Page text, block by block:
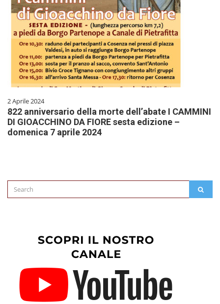
2 Aprile 2024
822 anniversario della morte dell’abate I CAMMINI
DI GIOACCHINO DA FIORE sesta edizione –
domenica 7 aprile 2024
Search
for: